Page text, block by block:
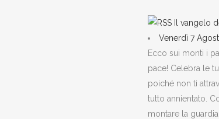
Il vangelo
Venerdì 7
Ecco sui monti i
pace! Celebra le
poiché non ti
tutto annientato.
montare la